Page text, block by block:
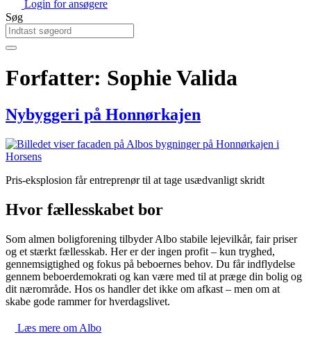
Login for ansøgere
Søg
Forfatter: Sophie Valida
Nybyggeri på Honnørkajen
Pris-eksplosion får entreprenør til at tage usædvanligt skridt
Hvor fællesskabet bor
Som almen boligforening tilbyder Albo stabile lejevilkår, fair priser
og et stærkt fællesskab. Her er der ingen profit – kun tryghed,
gennemsigtighed og fokus på beboernes behov. Du får indflydelse
gennem beboerdemokrati og kan være med til at præge din bolig og
dit nærområde. Hos os handler det ikke om afkast – men om at
skabe gode rammer for hverdagslivet.
Læs mere om Albo